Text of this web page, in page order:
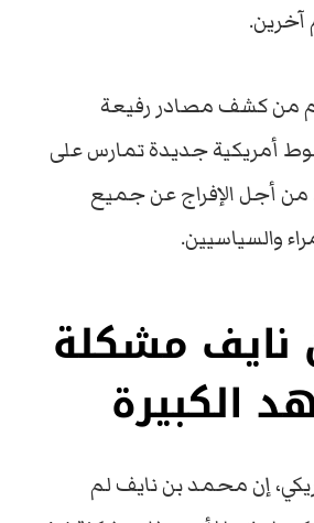
من كشف مصادر رفيعة
أمريكية جديدة تمارس على
أجل الإفراج عن جميع
والسياسيين.
نايف مشكلة
الكبيرة
إن محمد بن نايف لم